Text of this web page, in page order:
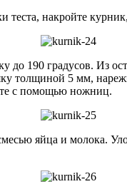
теста, накройте
до 190 градусов. Из
толщиной 5 мм,
с помощью ножниц.
яйца и молока.